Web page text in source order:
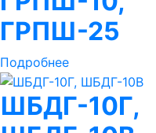
ГРПШ-25
Подробнее
ШБДГ-10Г,